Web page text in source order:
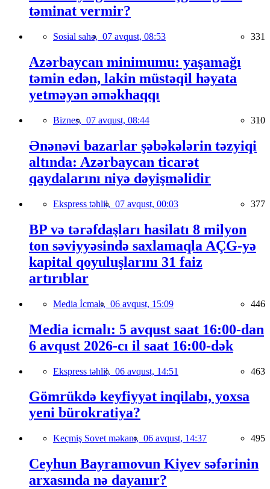
təminat vermir?
Sosial sahə, 07 avqust, 08:53 331
Azərbaycan minimumu: yaşamağı
təmin edən, lakin müstəqil həyata
yetməyən əməkhaqqı
Biznes, 07 avqust, 08:44 310
Ənənəvi bazarlar şəbəkələrin təzyiqi
altında: Azərbaycan ticarət
qaydalarını niyə dəyişməlidir
Ekspress təhlil, 07 avqust, 00:03 377
BP və tərəfdaşları hasilatı 8 milyon
ton səviyyəsində saxlamaqla AÇG-yə
kapital qoyuluşlarını 31 faiz
artırıblar
Media İcmalı, 06 avqust, 15:09 446
Media icmalı: 5 avqust saat 16:00-dan
6 avqust 2026-cı il saat 16:00-dək
Ekspress təhlil, 06 avqust, 14:51 463
Gömrükdə keyfiyyət inqilabı, yoxsa
yeni bürokratiya?
Keçmiş Sovet məkanı, 06 avqust, 14:37 495
Ceyhun Bayramovun Kiyev səfərinin
arxasında nə dayanır?